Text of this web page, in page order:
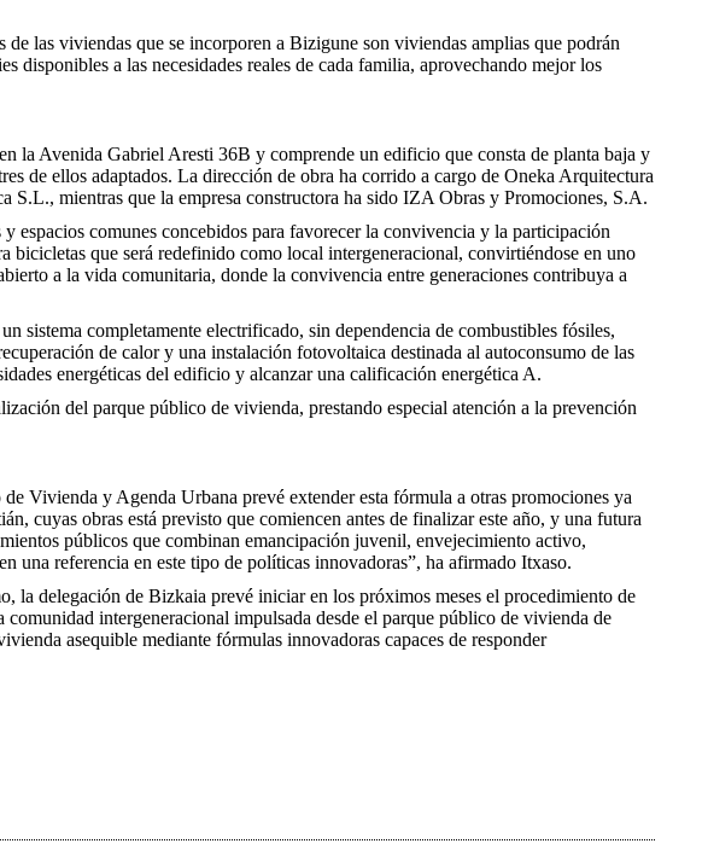
las viviendas que se incorporen a Bizigune son viviendas amplias que podrán
disponibles a las necesidades reales de cada familia, aprovechando mejor los
la Avenida Gabriel Aresti 36B y comprende un edificio que consta de planta baja y
de ellos adaptados. La dirección de obra ha corrido a cargo de Oneka Arquitectura
mientras que la empresa constructora ha sido IZA Obras y Promociones, S.A.
espacios comunes concebidos para favorecer la convivencia y la participación
bicicletas que será redefinido como local intergeneracional, convirtiéndose en uno
a la vida comunitaria, donde la convivencia entre generaciones contribuya a
sistema completamente electrificado, sin dependencia de combustibles fósiles,
de calor y una instalación fotovoltaica destinada al autoconsumo de las
energéticas del edificio y alcanzar una calificación energética A.
del parque público de vivienda, prestando especial atención a la prevención
Vivienda y Agenda Urbana prevé extender esta fórmula a otras promociones ya
cuyas obras está previsto que comiencen antes de finalizar este año, y una futura
públicos que combinan emancipación juvenil, envejecimiento activo,
una referencia en este tipo de políticas innovadoras”, ha afirmado Itxaso.
la delegación de Bizkaia prevé iniciar en los próximos meses el procedimiento de
intergeneracional impulsada desde el parque público de vivienda de
asequible mediante fórmulas innovadoras capaces de responder